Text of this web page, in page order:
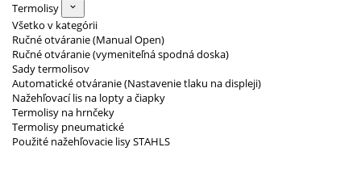
Termolisy
Všetko v kategórii
Ručné otváranie (Manual Open)
Ručné otváranie (vymeniteľná spodná doska)
Sady termolisov
Automatické otváranie (Nastavenie tlaku na displeji)
Nažehľovací lis na lopty a čiapky
Termolisy na hrnčeky
Termolisy pneumatické
Použité nažehľovacie lisy STAHLS